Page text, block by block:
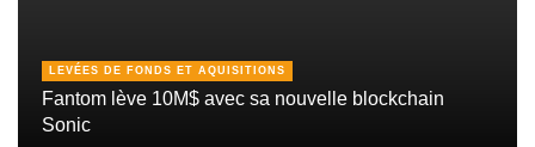
LEVÉES DE FONDS ET AQUISITIONS
Fantom lève 10M$ avec sa nouvelle blockchain
Sonic